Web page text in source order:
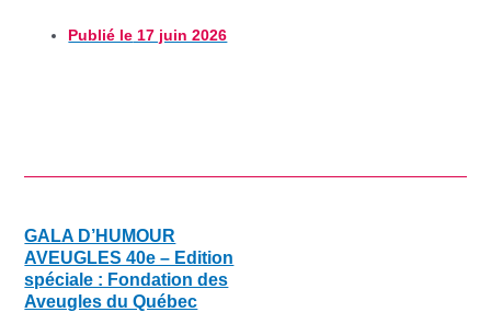
Publié le 17 juin 2026
GALA D’HUMOUR
AVEUGLES 40e – Edition
spéciale : Fondation des
Aveugles du Québec